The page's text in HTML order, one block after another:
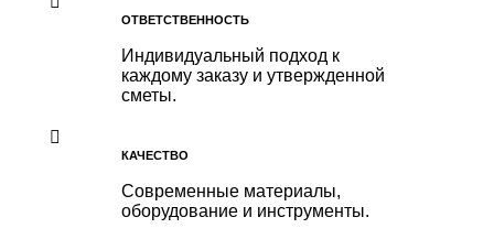
ОТВЕТСТВЕННОСТЬ
Индивидуальный подход к
каждому заказу и утвержденной
сметы.
КАЧЕСТВО
Современные материалы,
оборудование и инструменты.